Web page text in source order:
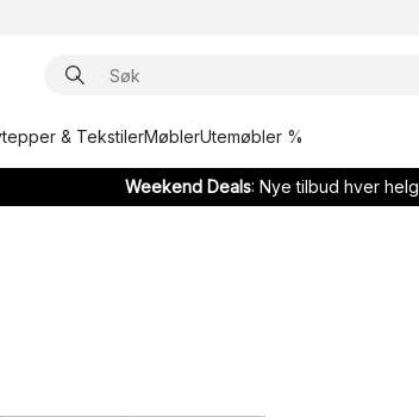
& TekstilerMøblerUtemøbler %
Weekend Deals: Nye tilbud hver helg